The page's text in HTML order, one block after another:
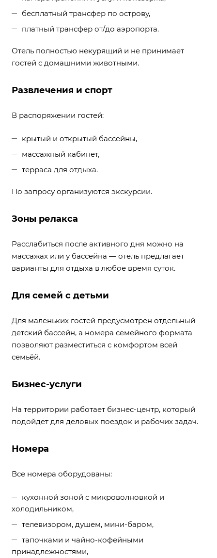
бесплатный трансфер по острову,
платный трансфер от/до аэропорта.
Отель полностью некурящий и не принимает
гостей с домашними животными.
Развлечения и спорт
В распоряжении гостей:
крытый и открытый бассейны,
массажный кабинет,
терраса для отдыха.
По запросу организуются экскурсии.
Зоны релакса
Расслабиться после активного дня можно на
массажах или у бассейна — отель предлагает
варианты для отдыха в любое время суток.
Для семей с детьми
Для маленьких гостей предусмотрен отдельный
детский бассейн, а номера семейного формата
позволяют разместиться с комфортом всей
семьёй.
Бизнес-услуги
На территории работает бизнес-центр, который
подойдёт для деловых поездок и рабочих задач.
Номера
Все номера оборудованы:
кухонной зоной с микроволновкой и
холодильником,
телевизором, душем, мини-баром,
тапочками и чайно-кофейными
принадлежностями,